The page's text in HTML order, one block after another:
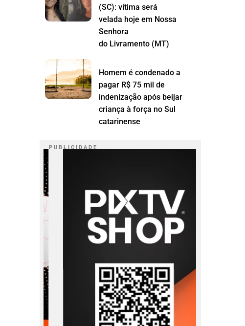
(SC): vítima será
velada hoje em Nossa
Senhora
do Livramento (MT)
Homem é condenado a
pagar R$ 75 mil de
indenização após beijar
criança à força no Sul
catarinense
P U B L I C I D A D E